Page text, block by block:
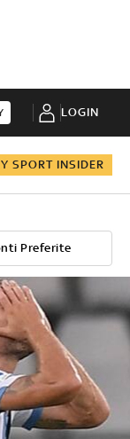
LOGIN
SPORT INSIDER
Preferite